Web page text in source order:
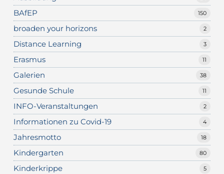
BAfEP 150
broaden your horizons 2
Distance Learning 3
Erasmus 11
Galerien 38
Gesunde Schule 11
INFO-Veranstaltungen 2
Informationen zu Covid-19 4
Jahresmotto 18
Kindergarten 80
Kinderkrippe 5